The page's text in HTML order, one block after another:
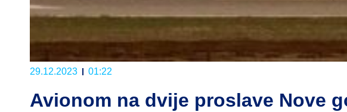
29.12.2023 01:22
Avionom na dvije proslave Nove